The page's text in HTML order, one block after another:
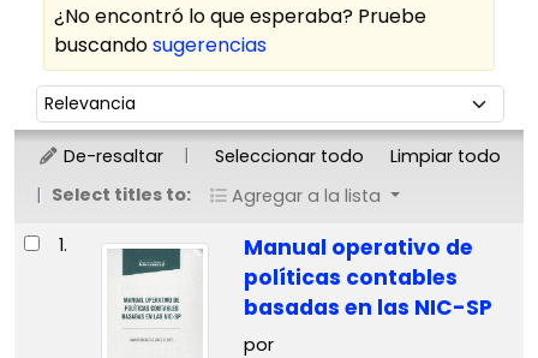
¿No encontró lo que esperaba? Pruebe
buscandosugerencias
Ordenar
Ordenar por:
De-resaltar Seleccionar todo
Limpiar todo
Select titles to:
Agregar a la lista
Resultados
1.
Manual operativo de
políticas contables
basadas en las NIC-SP
por